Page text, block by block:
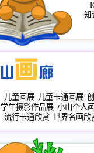
知
儿童画展 儿童卡通画展
学生摄影作品展 小山个人
流行卡通欣赏 世界名画欣